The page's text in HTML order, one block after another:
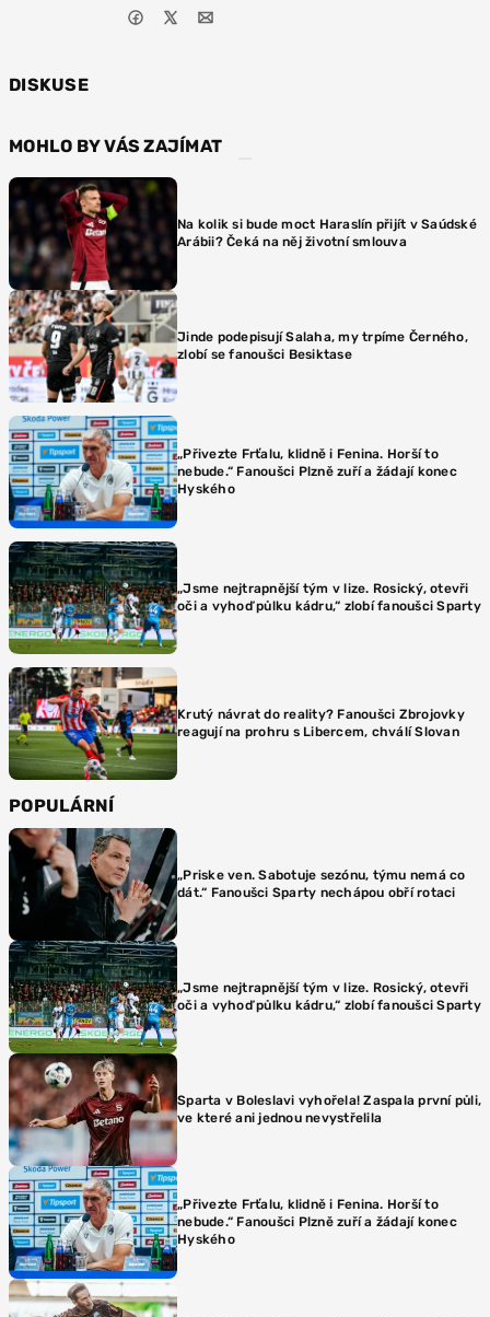
DISKUSE
MOHLO BY VÁS ZAJÍMAT
Na kolik si bude moct Haraslín přijít v Saúdské
Arábii? Čeká na něj životní smlouva
Jinde podepisují Salaha, my trpíme Černého,
zlobí se fanoušci Besiktase
„Přivezte Frťalu, klidně i Fenina. Horší to
nebude.“ Fanoušci Plzně zuří a žádají konec
Hyského
„Jsme nejtrapnější tým v lize. Rosický, otevři
oči a vyhoď půlku kádru,“ zlobí fanoušci Sparty
Krutý návrat do reality? Fanoušci Zbrojovky
reagují na prohru s Libercem, chválí Slovan
POPULÁRNÍ
„Priske ven. Sabotuje sezónu, týmu nemá co
dát.“ Fanoušci Sparty nechápou obří rotaci
„Jsme nejtrapnější tým v lize. Rosický, otevři
oči a vyhoď půlku kádru,“ zlobí fanoušci Sparty
Sparta v Boleslavi vyhořela! Zaspala první půli,
ve které ani jednou nevystřelila
„Přivezte Frťalu, klidně i Fenina. Horší to
nebude.“ Fanoušci Plzně zuří a žádají konec
Hyského